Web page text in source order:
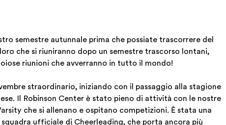
semestre autunnale prima che possiate trascorrere del
che si riuniranno dopo un semestre trascorso lontani,
riunioni che avverranno in tutto il mondo!
straordinario, iniziando con il passaggio alla stagione
Il Robinson Center è stato pieno di attività con le nostre
che si allenano e ospitano competizioni. È stata una
ufficiale di Cheerleading, che porta ancora più